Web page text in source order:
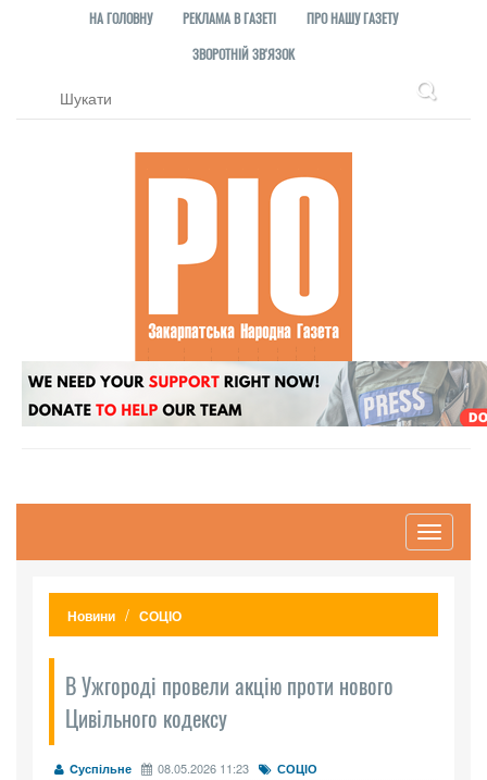
НА ГОЛОВНУ РЕКЛАМА В ГАЗЕТІ
ПРО НАШУ ГАЗЕТУ
ЗВОРОТНІЙ ЗВ'ЯЗОК
Toggle
Новини СОЦІО
В Ужгороді провели акцію проти нового
Цивільного кодексу
Cуспільне 08.05.2026 11:23 СОЦІО